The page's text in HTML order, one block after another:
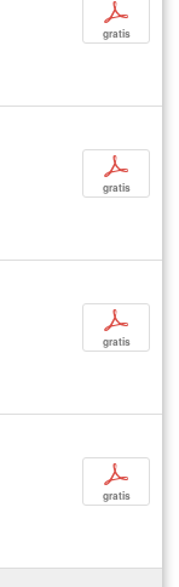
p
gratis
p
gratis
p
gratis
p
gratis